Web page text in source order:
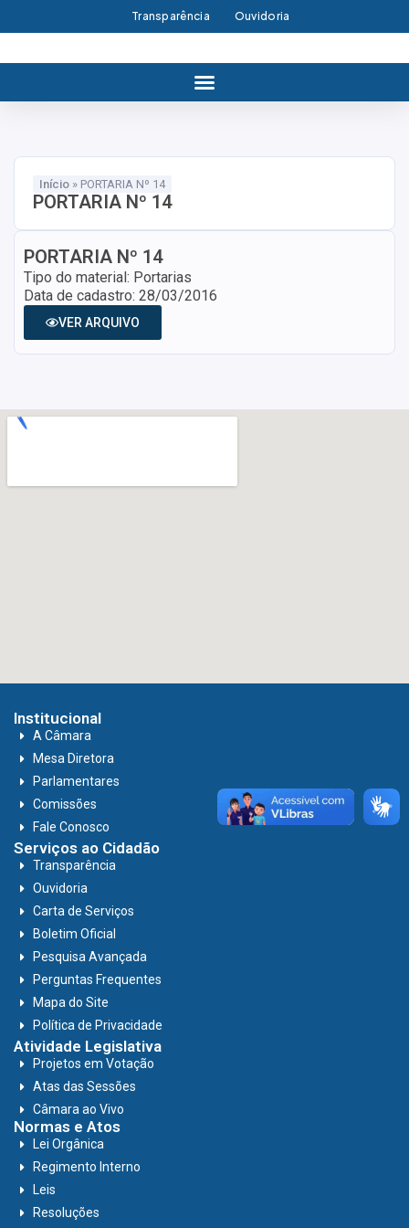
Transparência Ouvidoria
Início » PORTARIA Nº 14
PORTARIA Nº 14
PORTARIA Nº 14
Tipo do material: Portarias
Data de cadastro: 28/03/2016
VER ARQUIVO
Institucional
A Câmara
Mesa Diretora
Parlamentares
Comissões
Fale Conosco
Serviços ao Cidadão
Transparência
Ouvidoria
Carta de Serviços
Boletim Oficial
Pesquisa Avançada
Perguntas Frequentes
Mapa do Site
Política de Privacidade
Atividade Legislativa
Projetos em Votação
Atas das Sessões
Câmara ao Vivo
Normas e Atos
Lei Orgânica
Regimento Interno
Leis
Resoluções